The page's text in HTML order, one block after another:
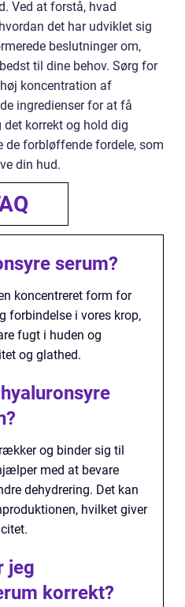
Ved at forstå, hvad
det har udviklet sig
beslutninger om,
til dine behov. Sørg for
koncentration af
ingredienser for at få
korrekt og hold dig
de forbløffende fordele, som
din hud.
serum?
koncentreret form for
forbindelse i vores krop,
fugt i huden og
og glathed.
og binder sig til
med at bevare
dehydrering. Det kan
hvilket giver
jeg
korrekt?